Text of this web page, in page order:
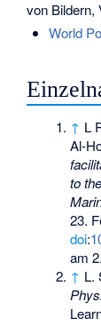
von Bildern,
World
↑ L
Al-
to
23.
doi:
am
↑ L.